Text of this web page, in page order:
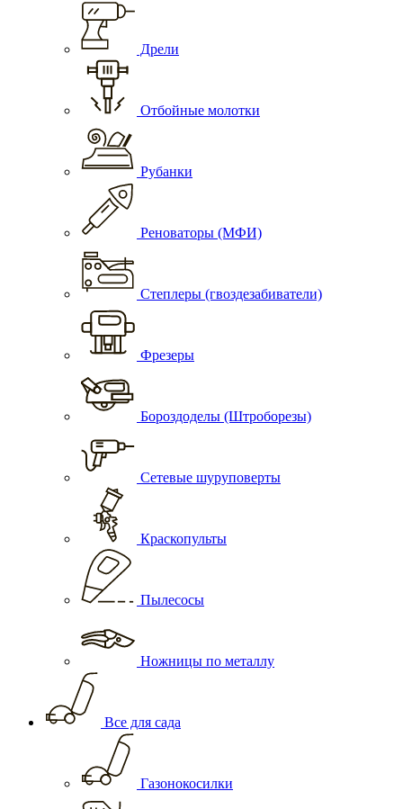
Дрели
Отбойные молотки
Рубанки
Реноваторы (МФИ)
Степлеры (гвоздезабиватели)
Фрезеры
Бороздоделы (Штроборезы)
Сетевые шуруповерты
Краскопульты
Пылесосы
Ножницы по металлу
Все для сада
Газонокосилки